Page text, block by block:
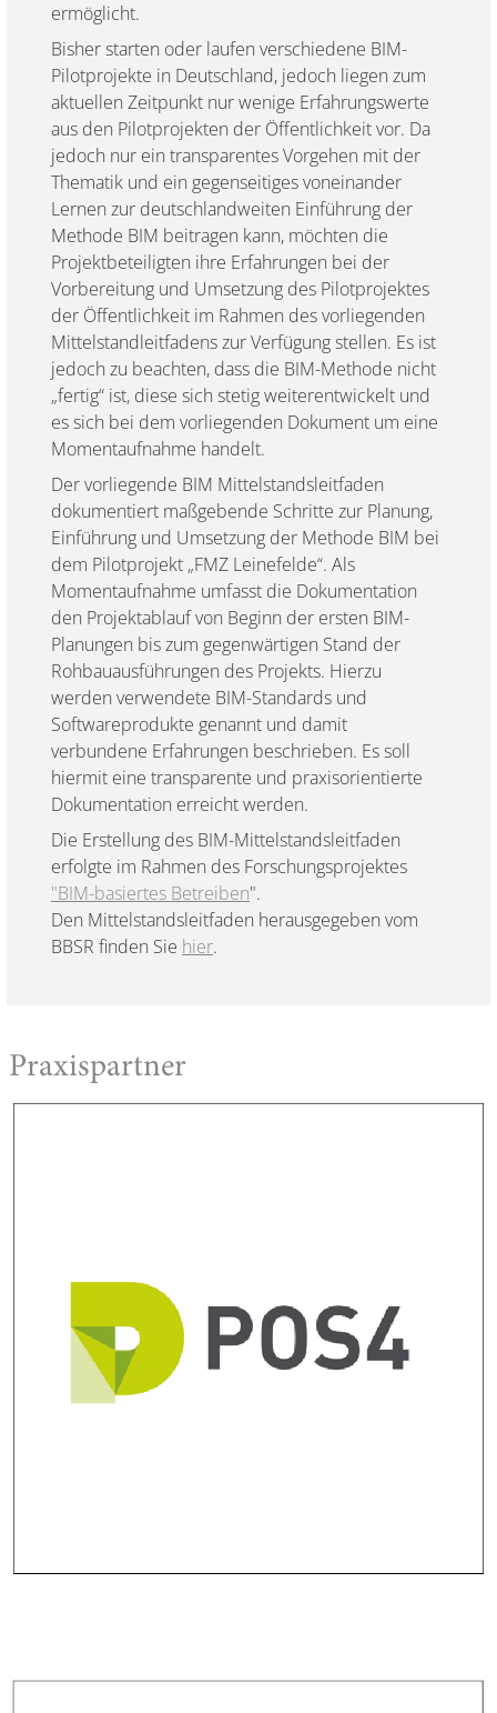
ermöglicht.
Bisher starten oder laufen verschiedene BIM-
Pilotprojekte in Deutschland, jedoch liegen zum
aktuellen Zeitpunkt nur wenige Erfahrungswerte
aus den Pilotprojekten der Öffentlichkeit vor. Da
jedoch nur ein transparentes Vorgehen mit der
Thematik und ein gegenseitiges voneinander
Lernen zur deutschlandweiten Einführung der
Methode BIM beitragen kann, möchten die
Projektbeteiligten ihre Erfahrungen bei der
Vorbereitung und Umsetzung des Pilotprojektes
der Öffentlichkeit im Rahmen des vorliegenden
Mittelstandleitfadens zur Verfügung stellen. Es ist
jedoch zu beachten, dass die BIM-Methode nicht
„fertig“ ist, diese sich stetig weiterentwickelt und
es sich bei dem vorliegenden Dokument um eine
Momentaufnahme handelt.
Der vorliegende BIM Mittelstandsleitfaden
dokumentiert maßgebende Schritte zur Planung,
Einführung und Umsetzung der Methode BIM bei
dem Pilotprojekt „FMZ Leinefelde“. Als
Momentaufnahme umfasst die Dokumentation
den Projektablauf von Beginn der ersten BIM-
Planungen bis zum gegenwärtigen Stand der
Rohbauausführungen des Projekts. Hierzu
werden verwendete BIM-Standards und
Softwareprodukte genannt und damit
verbundene Erfahrungen beschrieben. Es soll
hiermit eine transparente und praxisorientierte
Dokumentation erreicht werden.
Die Erstellung des BIM-Mittelstandsleitfaden
erfolgte im Rahmen des Forschungsprojektes
"BIM-basiertes Betreiben".
Den Mittelstandsleitfaden herausgegeben vom
BBSR finden Sie hier.
Praxispartner